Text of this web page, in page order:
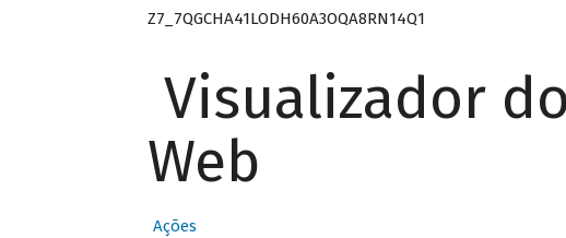
Z7_7QGCHA41LODH60A3OQA8RN14Q1
Visualizador
Web
Ações